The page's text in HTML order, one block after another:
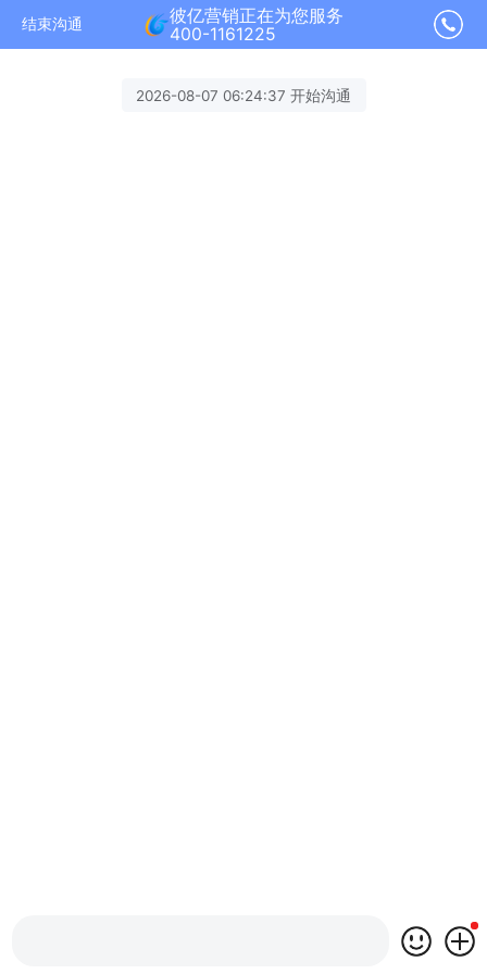
结束沟通
彼亿营销正在为您服务
400-1161225
2026-08-07 06:24:37 开始沟通